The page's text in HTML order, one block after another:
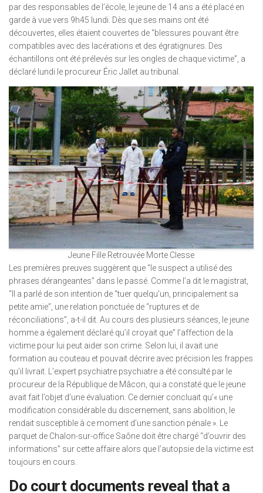
par des responsables de l’école, le jeune de 14 ans a été placé en
garde à vue vers 9h45 lundi. Dès que ses mains ont été
découvertes, elles étaient couvertes de “blessures pouvant être
compatibles avec des lacérations et des égratignures. Des
échantillons ont été prélevés sur les ongles de chaque victime”, a
déclaré lundi le procureur Éric Jallet au tribunal.
Jeune Fille Retrouvée Morte Clesse
Les premières preuves suggèrent que “le suspect a utilisé des
phrases dérangeantes” dans le passé. Comme l’a dit le magistrat,
“Il a parlé de son intention de “tuer quelqu’un, principalement sa
petite amie”, une relation ponctuée de “ruptures et de
réconciliations”, a-t-il dit. Au cours des plusieurs séances, le jeune
homme a également déclaré qu’il croyait que” l’affection de la
victime pour lui peut aider son crime. Selon lui, il avait une
formation au couteau et pouvait décrire avec précision les frappes
qu’il livrait. L’expert psychiatre psychiatre a été consulté par le
procureur de la République de Mâcon, qui a constaté que le jeune
avait fait l’objet d’une évaluation. Ce dernier concluait qu’« une
modification considérable du discernement, sans abolition, le
rendait susceptible à ce moment d’une sanction pénale ». Le
parquet de Chalon-sur-office Saône doit être chargé “d’ouvrir des
informations” sur cette affaire alors que l’autopsie de la victime est
toujours en cours.
Do court documents reveal that a